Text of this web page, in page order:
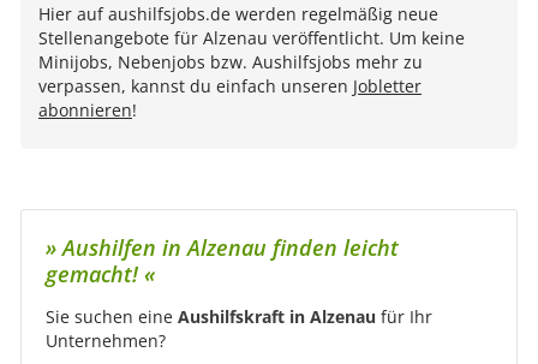
Hier auf aushilfsjobs.de werden regelmäßig neue
Stellenangebote für Alzenau veröffentlicht. Um keine
Minijobs, Nebenjobs bzw. Aushilfsjobs mehr zu
verpassen, kannst du einfach unseren Jobletter
abonnieren!
» Aushilfen in Alzenau finden leicht
gemacht! «
Sie suchen eine Aushilfskraft in Alzenau für Ihr
Unternehmen?